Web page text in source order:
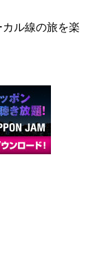
ル線の旅を楽